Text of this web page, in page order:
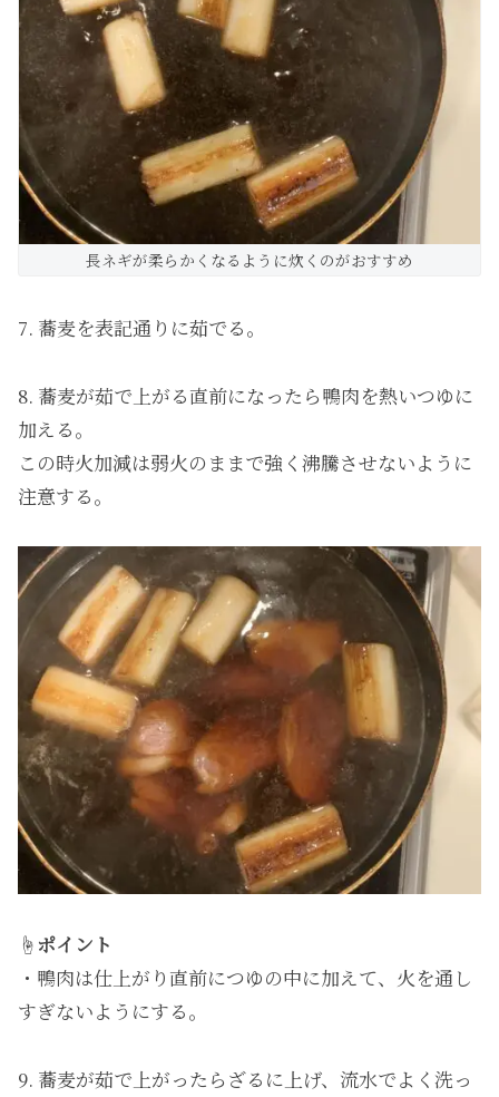
長ネギが柔らかくなるように炊くのがおすすめ
7. 蕎麦を表記通りに茹でる。
8. 蕎麦が茹で上がる直前になったら鴨肉を熱いつゆに
加える。
この時火加減は弱火のままで強く沸騰させないように
注意する。
☝️ ポイント
・鴨肉は仕上がり直前につゆの中に加えて、火を通し
すぎないようにする。
9. 蕎麦が茹で上がったらざるに上げ、流水でよく洗っ